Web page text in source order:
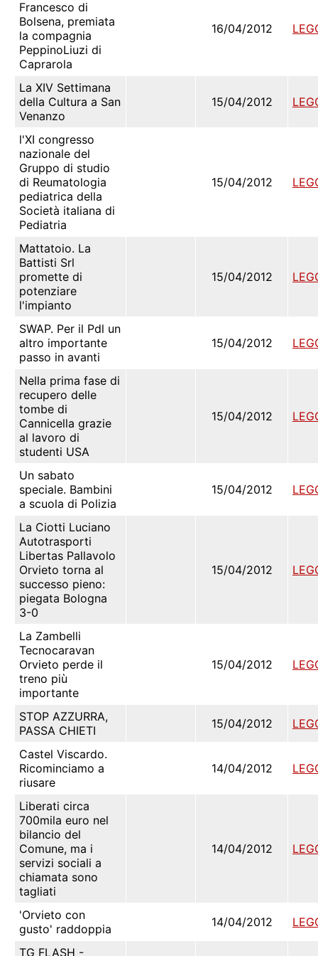
Francesco di
Bolsena, premiata
la compagnia
PeppinoLiuzi di
Caprarola
16/04/2012
La XIV Settimana
della Cultura a San
Venanzo
15/04/2012
l'XI congresso
nazionale del
Gruppo di studio
di Reumatologia
pediatrica della
Società italiana di
Pediatria
15/04/2012
Mattatoio. La
Battisti Srl
promette di
potenziare
l'impianto
15/04/2012
SWAP. Per il Pdl un
altro importante
passo in avanti
15/04/2012
Nella prima fase di
recupero delle
tombe di
Cannicella grazie
al lavoro di
studenti USA
15/04/2012
Un sabato
speciale. Bambini
a scuola di Polizia
15/04/2012
La Ciotti Luciano
Autotrasporti
Libertas Pallavolo
Orvieto torna al
successo pieno:
piegata Bologna
3-0
15/04/2012
La Zambelli
Tecnocaravan
Orvieto perde il
treno più
importante
15/04/2012
STOP AZZURRA,
PASSA CHIETI
15/04/2012
Castel Viscardo.
Ricominciamo a
riusare
14/04/2012
Liberati circa
700mila euro nel
bilancio del
Comune, ma i
servizi sociali a
chiamata sono
tagliati
14/04/2012
'Orvieto con
gusto' raddoppia
14/04/2012
TG FLASH -